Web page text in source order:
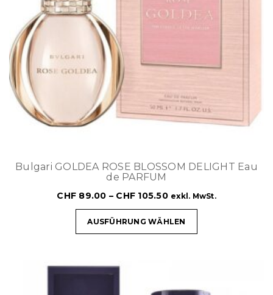
Bulgari GOLDEA ROSE BLOSSOM DELIGHT Eau
de PARFUM
CHF 89.00 – CHF 105.50 exkl. MwSt.
AUSFÜHRUNG WÄHLEN